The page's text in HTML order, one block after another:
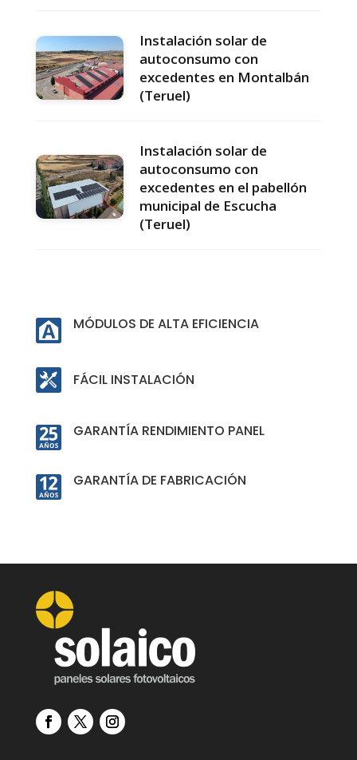
Instalación solar de
autoconsumo con
excedentes en Montalbán
(Teruel)
Instalación solar de
autoconsumo con
excedentes en el pabellón
municipal de Escucha
(Teruel)
MÓDULOS DE ALTA EFICIENCIA
FÁCIL INSTALACIÓN
GARANTÍA RENDIMIENTO PANEL
GARANTÍA DE FABRICACIÓN